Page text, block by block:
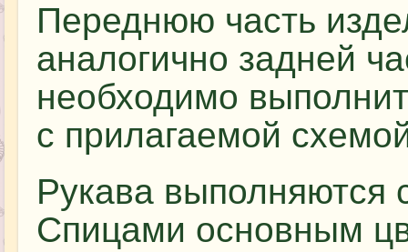
Переднюю часть
аналогично задней
необходимо
с прилагаемой
Рукава
Спицами основным